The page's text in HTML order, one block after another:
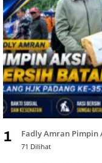
1 Fadly Amran Pimpin
71 Dilihat